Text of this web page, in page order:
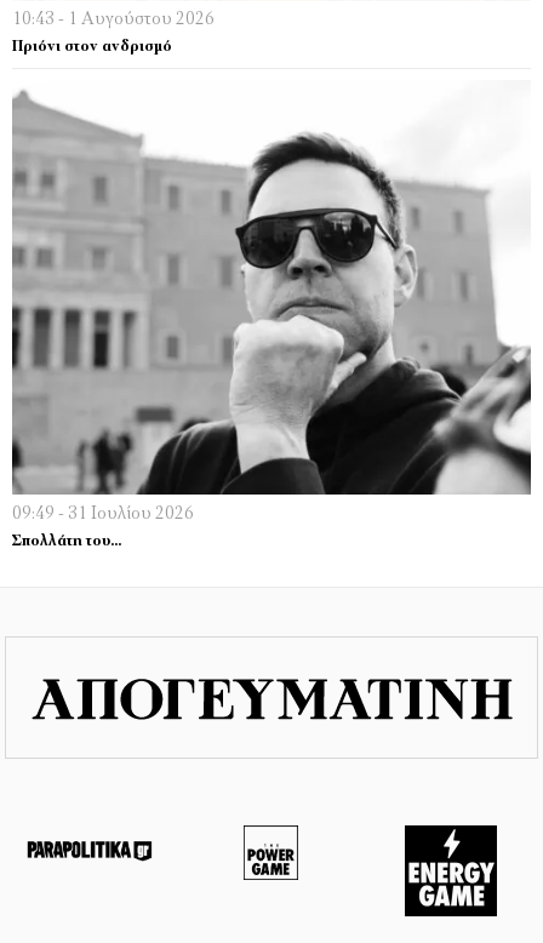
10:43 - 1 Αυγούστου 2026
Πριόνι στον ανδρισμό
09:49 - 31 Ιουλίου 2026
Σπολλάτη του…